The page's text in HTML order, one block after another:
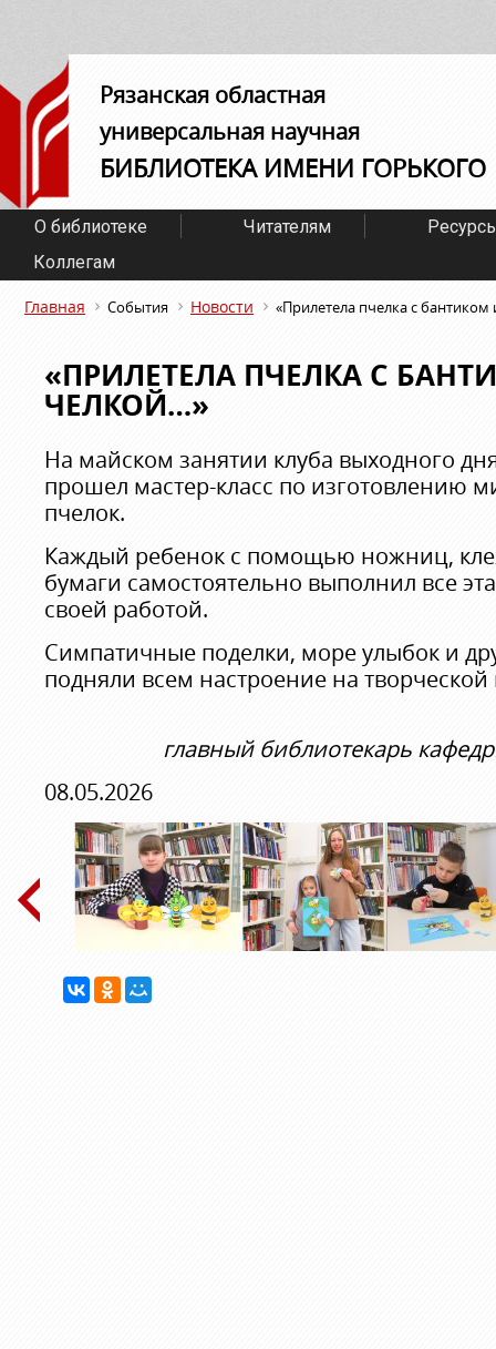
Рязанская областная
универсальная научная
БИБЛИОТЕКА ИМЕНИ ГОРЬКОГО
О библиотеке Читателям
Коллегам
Главная События Новости «Прилетела пчелка с
«ПРИЛЕТЕЛА ПЧЕЛКА С
ЧЕЛКОЙ…»
На майском занятии клуба выходного
прошел мастер-класс по изготовлению
пчелок.
Каждый ребенок с помощью ножниц,
бумаги самостоятельно выполнил все
своей работой.
Симпатичные поделки, море улыбок и
подняли всем настроение на
главный библиотекарь
08.05.2026